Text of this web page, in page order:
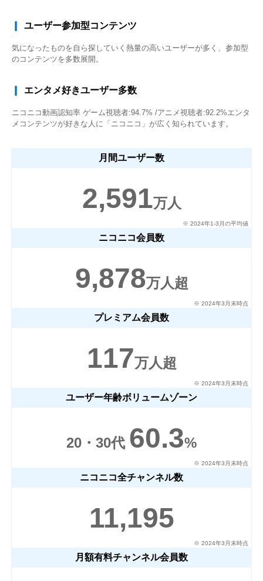
ユーザー参加型コンテンツ
気になったものを自ら探していく熱量の高いユーザーが多く、参加型
のコンテンツを多数展開。
エンタメ好きユーザー多数
ニコニコ動画認知率 ゲーム視聴者:94.7% /アニメ視聴者:92.2%エンタ
メコンテンツが好きな人に「ニコニコ」が広く知られています。
月間ユーザー数
2,591万人
※ 2024年1-3月の平均値
ニコニコ会員数
9,878万人超
※ 2024年3月末時点
プレミアム会員数
117万人超
※ 2024年3月末時点
ユーザー年齢ボリュームゾーン
20・30代 60.3%
※ 2024年3月末時点
ニコニコ全チャンネル数
11,195
※ 2024年3月末時点
月額有料チャンネル会員数
可能。
ニコニコインフォでのご
ニコニコの最新情報をお知らせ
するページにてイベント紹介。
ニコニコニュースでのご
オリジナル記事配信も行うニュ
ースサイトにてイベント紹介。
ニコニコ大百科での広告
利用者が自由に記述できる
ニコニコ静画での広告設
置
ニコニコが運営する静止画総合
サイトにて、バナー掲載が可
※ 編成の状況によって掲出期間、頻度は異なります。また、各
ページでの掲出を確約するものではございません
× 閉じる